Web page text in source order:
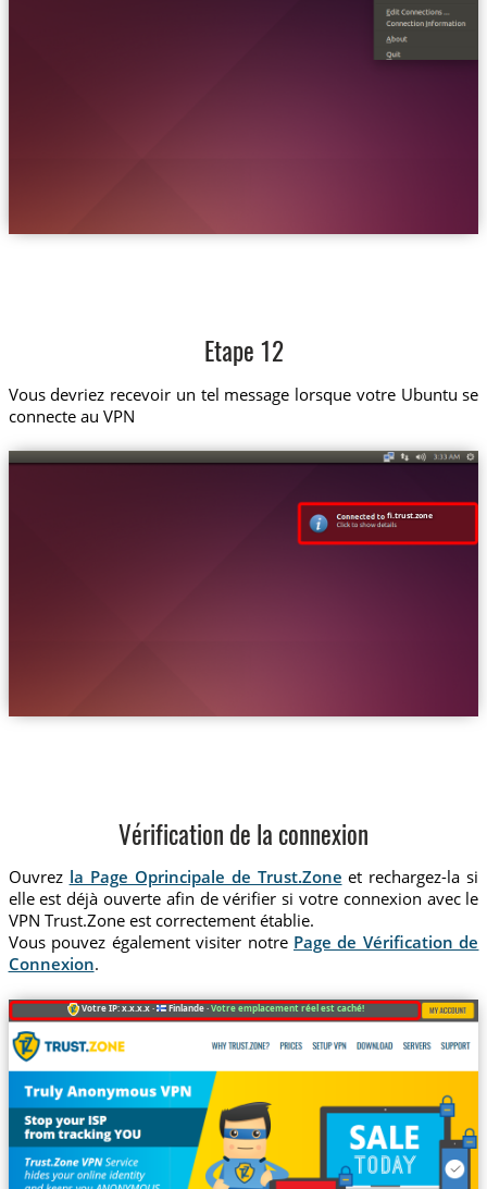
Etape 12
Vous devriez recevoir un tel message lorsque votre Ubuntu se
connecte au VPN
fi.trust.zone
Vérification de la connexion
Ouvrez la Page Oprincipale de Trust.Zone et rechargez-la si
elle est déjà ouverte afin de vérifier si votre connexion avec le
VPN Trust.Zone est correctement établie.
Vous pouvez également visiter notre Page de Vérification de
Connexion.
Votre IP: x.x.x.x · Finlande ·Votre emplacement réel est caché!